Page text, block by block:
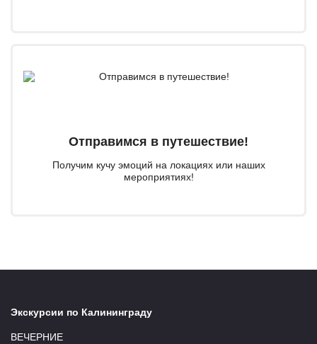
Отправимся в путешествие!
Получим кучу эмоций на локациях или наших
мероприятиях!
Экскурсии по Калининграду
ВЕЧЕРНИЕ